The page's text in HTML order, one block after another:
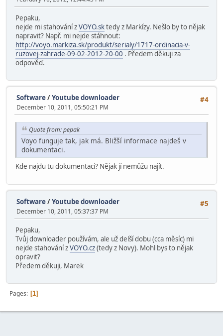
Pepaku,
nejde mi stahování zVOYO.sktedy z Markízy. Nešlo by to nějak
napravit? Např. mi nejde stáhnout:
http://voyo.markiza.sk/produkt/serialy/1717-ordinacia-v-
ruzovej-zahrade-09-02-2012-20-00 . Předem děkuji za
odpověď.
#4
Software/Youtube downloader
December 10, 2011, 05:50:21 PM
Quote from: pepak
Voyo funguje tak, jak má. Bližší informace najdeš v
dokumentaci.
Kde najdu tu dokumentaci? Nějak jí nemůžu najít.
#5
Software/Youtube downloader
December 10, 2011, 05:37:37 PM
Pepaku,
Tvůj downloader používám, ale už delší dobu (cca měsíc) mi
nejde stahování zVOYO.cz(tedy z Novy). Mohl bys to nějak
opravit?
Předem děkuji, Marek
Pages 1